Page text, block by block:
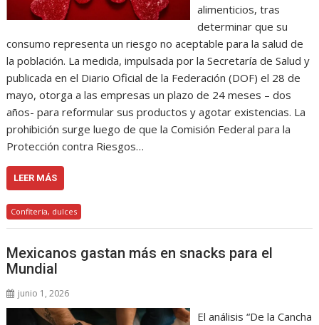
alimenticios, tras
determinar que su
consumo representa un riesgo no aceptable para la salud de
la población. La medida, impulsada por la Secretaría de Salud y
publicada en el Diario Oficial de la Federación (DOF) el 28 de
mayo, otorga a las empresas un plazo de 24 meses – dos
años- para reformular sus productos y agotar existencias. La
prohibición surge luego de que la Comisión Federal para la
Protección contra Riesgos…
LEER MÁS
Confitería, dulces
Mexicanos gastan más en snacks para el
Mundial
junio 1, 2026
El análisis “De la Cancha